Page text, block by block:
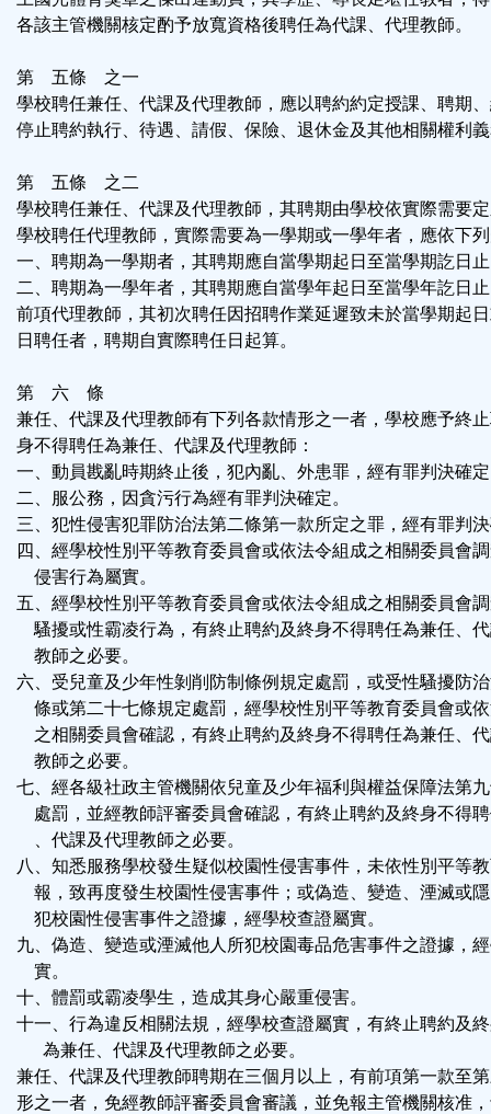
各該主管機關核定酌予放寬資格後聘任為代課、代理教師。
第 五條 之一
學校聘任兼任、代課及代理教師，應以聘約約定授課、聘期
停止聘約執行、待遇、請假、保險、退休金及其他相關權利
第 五條 之二
學校聘任兼任、代課及代理教師，其聘期由學校依實際需要
學校聘任代理教師，實際需要為一學期或一學年者，應依下
一、聘期為一學期者，其聘期應自當學期起日至當學期訖日
二、聘期為一學年者，其聘期應自當學年起日至當學年訖日
前項代理教師，其初次聘任因招聘作業延遲致未於當學期起
日聘任者，聘期自實際聘任日起算。
第 六 條
兼任、代課及代理教師有下列各款情形之一者，學校應予終
身不得聘任為兼任、代課及代理教師：
一、動員戡亂時期終止後，犯內亂、外患罪，經有罪判決確
二、服公務，因貪污行為經有罪判決確定。
三、犯性侵害犯罪防治法第二條第一款所定之罪，經有罪判
四、經學校性別平等教育委員會或依法令組成之相關委員會
侵害行為屬實。
五、經學校性別平等教育委員會或依法令組成之相關委員會
騷擾或性霸凌行為，有終止聘約及終身不得聘任為兼任、
教師之必要。
六、受兒童及少年性剝削防制條例規定處罰，或受性騷擾防
條或第二十七條規定處罰，經學校性別平等教育委員會或
之相關委員會確認，有終止聘約及終身不得聘任為兼任、
教師之必要。
七、經各級社政主管機關依兒童及少年福利與權益保障法第
處罰，並經教師評審委員會確認，有終止聘約及終身不得
、代課及代理教師之必要。
八、知悉服務學校發生疑似校園性侵害事件，未依性別平等
報，致再度發生校園性侵害事件；或偽造、變造、湮滅或
犯校園性侵害事件之證據，經學校查證屬實。
九、偽造、變造或湮滅他人所犯校園毒品危害事件之證據，
實。
十、體罰或霸凌學生，造成其身心嚴重侵害。
十一、行為違反相關法規，經學校查證屬實，有終止聘約及
為兼任、代課及代理教師之必要。
兼任、代課及代理教師聘期在三個月以上，有前項第一款至
形之一者，免經教師評審委員會審議，並免報主管機關核准